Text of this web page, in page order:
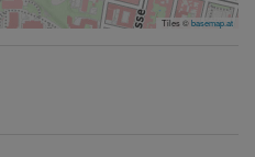
Tiles ©basemap.at